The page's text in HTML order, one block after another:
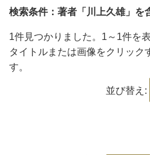
検索条件：著者「川上久雄」を
1件見つかりました。 1～1件を
タイトルまたは画像をクリック
す。
並び替え: